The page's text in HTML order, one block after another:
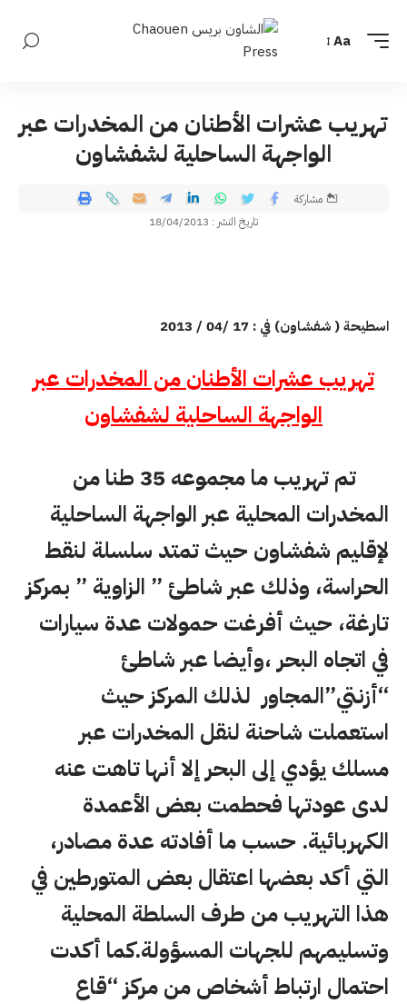
Aa
تهريب عشرات الأطنان من المخدرات عبر
الواجهة الساحلية لشفشاون
تاريخ النشر : 18/04/2013
مشاركة
اسطيحة ( شفشاون) في : 17 /04 / 2013
تهريب عشرات الأطنان من المخدرات عبر
الواجهة الساحلية لشفشاون
تم تهريب ما مجموعه 35 طنا من
المخدرات المحلية عبر الواجهة الساحلية
لإقليم شفشاون حيث تمتد سلسلة لنقط
الحراسة، وذلك عبر شاطئ ” الزاوية ” بمركز
تارغة، حيث أفرغت حمولات عدة سيارات
في اتجاه البحر ،وأيضا عبر شاطئ
“أزنتي”المجاور لذلك المركز حيث
استعملت شاحنة لنقل المخدرات عبر
مسلك يؤدي إلى البحر إلا أنها تاهت عنه
لدى عودتها فحطمت بعض الأعمدة
الكهربائية. حسب ما أفادته عدة مصادر،
التي أكد بعضها اعتقال بعض المتورطين في
هذا التهريب من طرف السلطة المحلية
وتسليمهم للجهات المسؤولة.كما أكدت
احتمال ارتباط أشخاص من مركز “قاع